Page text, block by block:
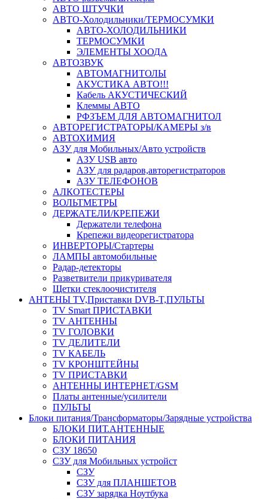
АВТО ШТУЧКИ
АВТО-Холодильники/ТЕРМОСУМКИ
АВТО-ХОЛОДИЛЬНИКИ
ТЕРМОСУМКИ
ЭЛЕМЕНТЫ ХООДА
АВТОЗВУК
АВТОМАГНИТОЛЫ
АКУСТИКА АВТО!!!
Кабель АКУСТИЧЕСКИЙ
Клеммы АВТО
РФЗЪЕМ ДЛЯ АВТОМАГНИТОЛ
АВТОРЕГИСТРАТОРЫ/КАМЕРЫ з/в
АВТОХИМИЯ
АЗУ для Мобильных/Авто устройств
АЗУ USB авто
АЗУ для радаров,авторегистраторов
АЗУ ТЕЛЕФОНОВ
АЛКОТЕСТЕРЫ
ВОЛЬТМЕТРЫ
ДЕРЖАТЕЛИ/КРЕПЕЖИ
Держатели телефона
Крепежи видеорегистратора
ИНВЕРТОРЫ/Стартеры
ЛАМПЫ автомобильные
Радар-детекторы
Разветвители прикуривателя
Щетки стеклоочистителя
АНТЕНЫ ТV,Приставки DVB-T,ПУЛЬТЫ
TV Smart ПРИСТАВКИ
TV АНТЕННЫ
TV ГОЛОВКИ
TV ДЕЛИТЕЛИ
TV КАБЕЛЬ
TV КРОНШТЕЙНЫ
TV ПРИСТАВКИ
АНТЕННЫ ИНТЕРНЕТ/GSM
Платы антенные/усилители
ПУЛЬТЫ
Блоки питания/Трансформаторы/Зарядные устройства
БЛОКИ ПИТ.АНТЕННЫЕ
БЛОКИ ПИТАНИЯ
СЗУ 18650
СЗУ для Мобильных устройст
СЗУ
СЗУ для ПЛАНШЕТОВ
СЗУ зарядка Ноутбука